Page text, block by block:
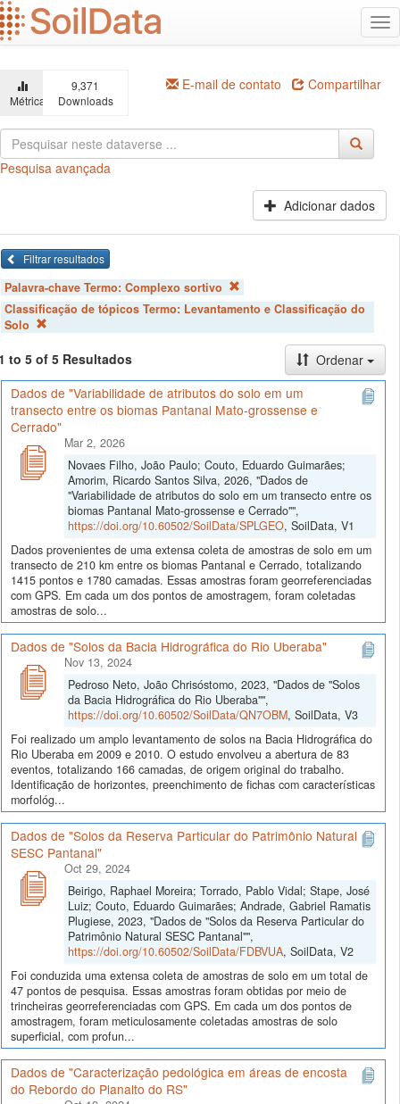
Ir
para
o
principal
Métricas
9,371
Downloads
E-mail de contato Compartilhar
Pesquisa avançada
Adicionar dados
Filtrar resultados
Palavra-chave Termo: Complexo sortivo
Classificação de tópicos Termo: Levantamento e Classificação do
Solo
to 5 of 5 Resultados
Ordenar
Dados de "Variabilidade de atributos do solo em um
transecto entre os biomas Pantanal Mato-grossense e
Cerrado"
Mar 2, 2026
Novaes Filho, João Paulo; Couto, Eduardo Guimarães;
Amorim, Ricardo Santos Silva, 2026, "Dados de
"Variabilidade de atributos do solo em um transecto entre os
biomas Pantanal Mato-grossense e Cerrado"",
https://doi.org/10.60502/SoilData/SPLGEO, SoilData, V1
Dados provenientes de uma extensa coleta de amostras de solo em um
transecto de 210 km entre os biomas Pantanal e Cerrado, totalizando
1415 pontos e 1780 camadas. Essas amostras foram georreferenciadas
com GPS. Em cada um dos pontos de amostragem, foram coletadas
amostras de solo...
Dados de "Solos da Bacia Hidrográfica do Rio Uberaba"
Nov 13, 2024
Pedroso Neto, João Chrisóstomo, 2023, "Dados de "Solos
da Bacia Hidrográfica do Rio Uberaba"",
https://doi.org/10.60502/SoilData/QN7OBM, SoilData, V3
Foi realizado um amplo levantamento de solos na Bacia Hidrográfica do
Rio Uberaba em 2009 e 2010. O estudo envolveu a abertura de 83
eventos, totalizando 166 camadas, de origem original do trabalho.
Identificação de horizontes, preenchimento de fichas com características
morfológ...
Dados de "Solos da Reserva Particular do Patrimônio Natural
SESC Pantanal"
Oct 29, 2024
Beirigo, Raphael Moreira; Torrado, Pablo Vidal; Stape, José
Luiz; Couto, Eduardo Guimarães; Andrade, Gabriel Ramatis
Plugiese, 2023, "Dados de "Solos da Reserva Particular do
Patrimônio Natural SESC Pantanal"",
https://doi.org/10.60502/SoilData/FDBVUA, SoilData, V2
Foi conduzida uma extensa coleta de amostras de solo em um total de
47 pontos de pesquisa. Essas amostras foram obtidas por meio de
trincheiras georreferenciadas com GPS. Em cada um dos pontos de
amostragem, foram meticulosamente coletadas amostras de solo
superficial, com profun...
Dados de "Caracterização pedológica em áreas de encosta
do Rebordo do Planalto do RS"